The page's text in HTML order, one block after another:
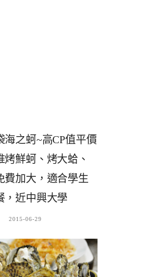
海之蚵~高CP值平價
鮮蚵、烤大蛤、
費加大，適合學生
，近中興大學
2015-06-29